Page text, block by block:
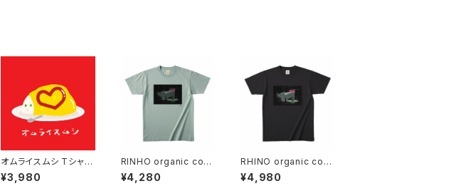
オムライスムシ Tシャツ
Omelet Rice Bug
¥3,980
RINHO organic cott
on T-shirt
¥4,280
RHINO organic cott
on T-shirt
¥4,980